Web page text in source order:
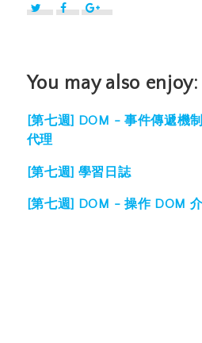
You may also enjoy:
[第七週] DOM - 事件傳遞機
代理
[第七週] 學習日誌
[第七週] DOM - 操作 DOM